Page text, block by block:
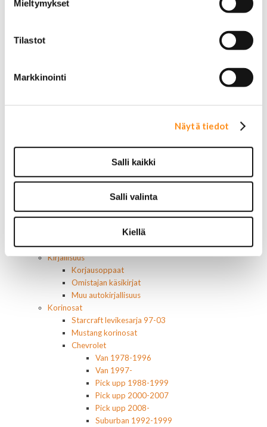
Mieltymykset
Tilastot
Markkinointi
Näytä tiedot
Salli kaikki
Salli valinta
Kiellä
Ilmansuodattimet
Motorcaft
Raitisilmasuodattimet
Vaihteistoöljyt
Jarrunesteet
Liimat ja massat
Muut nesteet
Maalit
Kirjallisuus
Korjausoppaat
Omistajan käsikirjat
Muu autokirjallisuus
Korinosat
Starcraft levikesarja 97-03
Mustang korinosat
Chevrolet
Van 1978-1996
Van 1997-
Pick upp 1988-1999
Pick upp 2000-2007
Pick upp 2008-
Suburban 1992-1999